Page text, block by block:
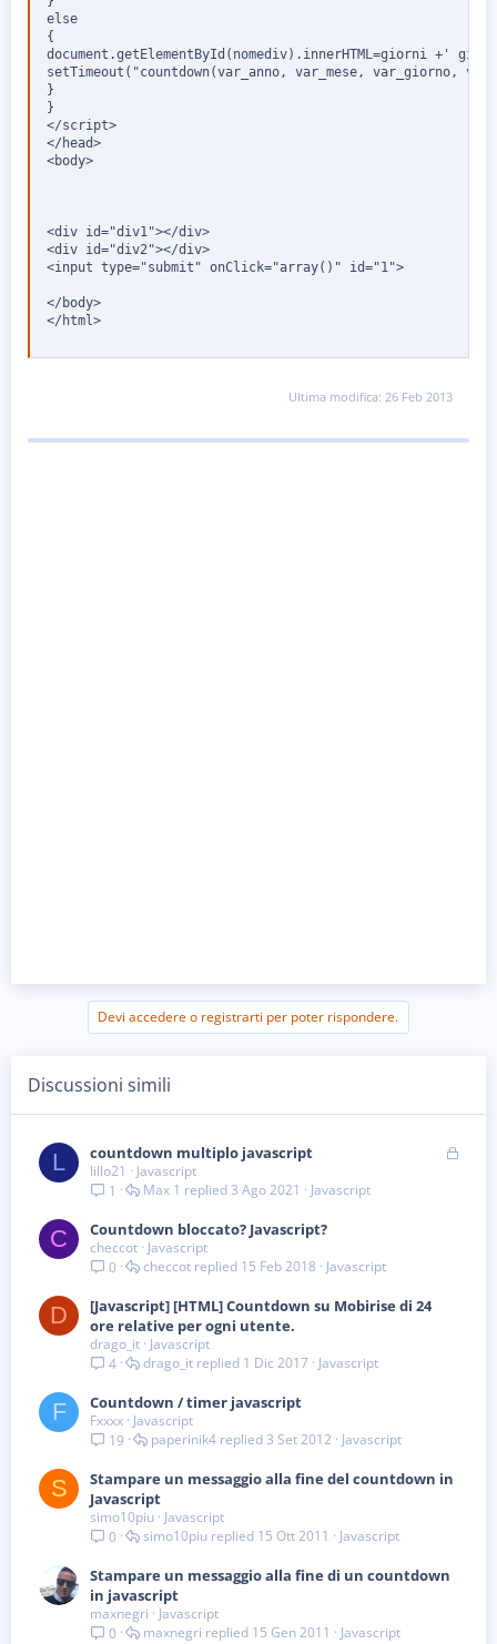
else
{
document.getElementById(nomediv).innerHTML=giorni +'
setTimeout("countdown(var_anno, var_mese, var_giorno,
}
}
</script>
</head>
<body>
<div id="div1"></div>
<div id="div2"></div>
<input type="submit" onClick="array()" id="1">
</body>
</html>
Ultima modifica: 26 Feb 2013
Devi accedere o registrarti per poter rispondere.
Discussioni simili
L
B
countdown multiplo javascript
lillo21
Javascript
1
Javascript
3 Ago 2021
Max 1
C Countdown bloccato? Javascript?
checcot Javascript
0
Javascript
15 Feb 2018
checcot
D
[Javascript] [HTML] Countdown su Mobirise di 24
ore relative per ogni utente.
drago_it Javascript
4
Javascript
1 Dic 2017
drago_it
F Countdown / timer javascript
Fxxxx Javascript
19
Javascript
3 Set 2012
paperinik4
S
Stampare un messaggio alla fine del countdown in
Javascript
simo10piu Javascript
0
Javascript
15 Ott 2011
simo10piu
Stampare un messaggio alla fine di un countdown
in javascript
maxnegri
Javascript
0
Javascript
15 Gen 2011
maxnegri